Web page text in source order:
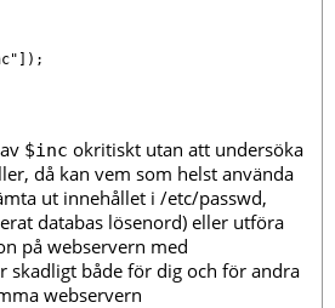
$inc okritiskt utan att undersöka
då kan vem som helst använda
ut innehållet i /etc/passwd,
databas lösenord) eller utföra
på webservern med
skadligt både för dig och för andra
webservern